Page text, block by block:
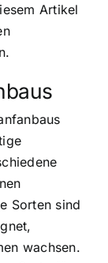
Artikel
Sorten sind
wachsen.